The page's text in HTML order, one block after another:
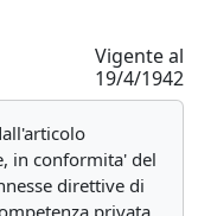
Vigente al
19/4/1942
in conformita' del
direttive di
privata